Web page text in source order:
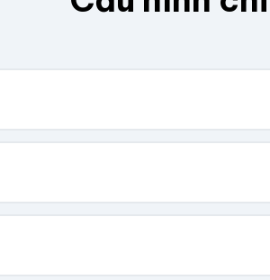
Chúng tôi sẽ tính toán kích thước
Cao (cm)